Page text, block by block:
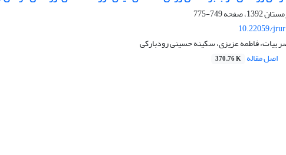
749-775
10.22059/
بیات، فاطمه عزیزی، سکینه حسینی رودبارکی
اصل مقاله 370.76 K